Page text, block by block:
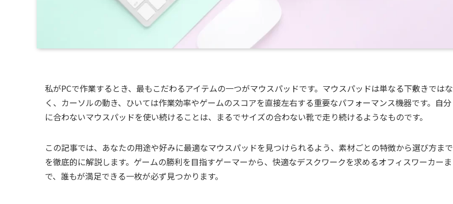
私がPCで作業するとき、最もこだわるアイテムの一つがマウスパッドです。マウスパッドは単なる下敷きではな
く、カーソルの動き、ひいては作業効率やゲームのスコアを直接左右する重要なパフォーマンス機器です。自分
に合わないマウスパッドを使い続けることは、まるでサイズの合わない靴で走り続けるようなものです。
この記事では、あなたの用途や好みに最適なマウスパッドを見つけられるよう、素材ごとの特徴から選び方まで
を徹底的に解説します。ゲームの勝利を目指すゲーマーから、快適なデスクワークを求めるオフィスワーカーま
で、誰もが満足できる一枚が必ず見つかります。